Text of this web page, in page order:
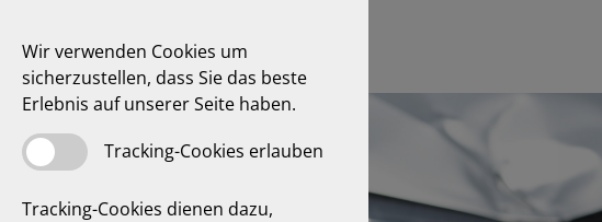
Wir verwenden Cookies um
sicherzustellen, dass Sie das beste
Erlebnis auf unserer Seite haben.
Tracking-Cookies erlauben
Tracking-Cookies dienen dazu,